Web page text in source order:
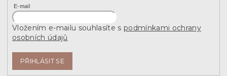
E-mail
Vložením e-mailu souhlasíte s podmínkami ochrany
osobních údajů
PŘIHLÁSIT SE